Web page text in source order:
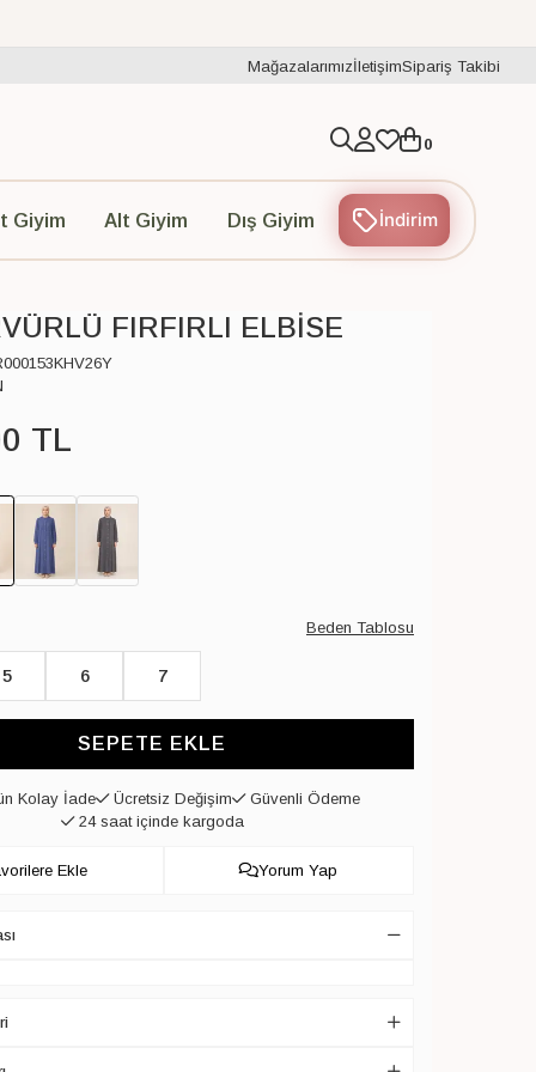
MağazalarımızİletişimSipariş Takibi
0
Giyim Alt Giyim Dış Giyim İndirim
FIRFIRLI ELBİSE
TL
Beden Tablosu
5 6 7
SEPETE EKLE
Kolay İade Ücretsiz Değişim
Güvenli Ödeme
24 saat içinde kargoda
Ekle Yorum Yap